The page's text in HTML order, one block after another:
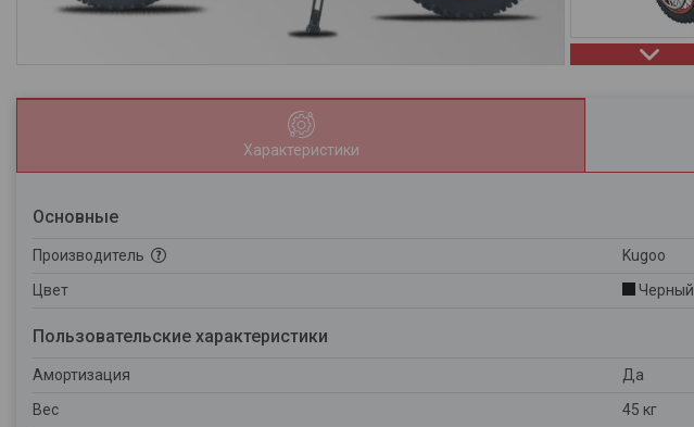
Характеристики
Основные
Производитель
Kugoo
Цвет
Черный
Пользовательские характеристики
Амортизация
Да
Вес
45 кг